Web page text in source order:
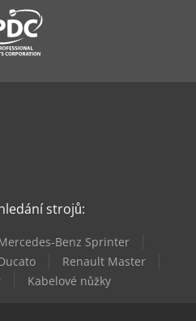
strojů:
Benz Sprinter
Renault Master
Kabelové nůžky